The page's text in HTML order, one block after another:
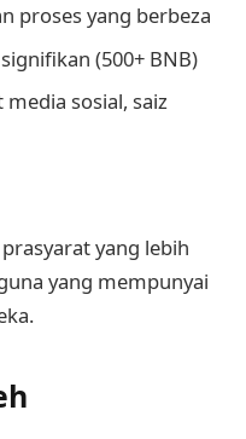
proses yang berbeza
(500+ BNB)
sosial, saiz
yang lebih
yang mempunyai